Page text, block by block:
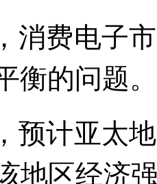
消费电子
的问题。
预计亚太
地区经济